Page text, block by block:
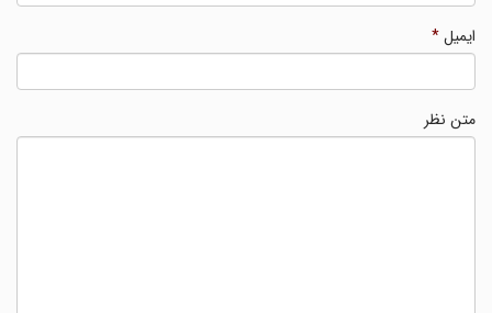
ایمیل*
متن نظر